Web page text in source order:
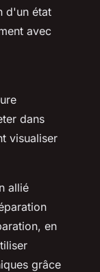
d'un état
avec
dans
visualiser
allié
, en
grâce